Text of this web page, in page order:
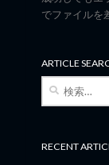
でファイルを
ARTICLE
RECENT